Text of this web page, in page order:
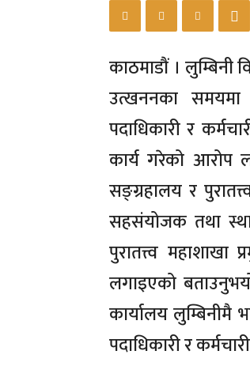
काठमाडौं । लुम्बिनी
उत्खननका समयमा
पदाधिकारी र
कार्य गरेको आरोप
सङ्ग्रहालय र
सहसंयोजक तथा
पुरातत्त्व
लगाइएको
कार्यालय लुम्बिनीमै
पदाधिकारी र